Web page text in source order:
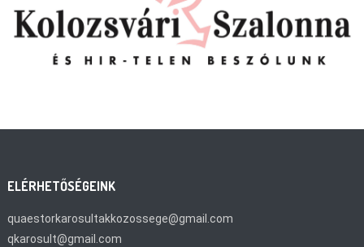
ELÉRHETŐSÉGEINK
quaestorkarosultakkozossege@gmail.com
qkarosult@gmail.com